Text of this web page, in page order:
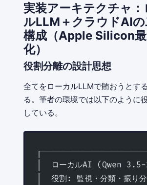
実装アーキテクチャ：
ルLLM＋クラウドAI
構成（Apple Silicon
化）
役割分離の設計思想
全てをローカルLLMで賄おうとす
る。筆者の環境では以下のように
している。
│  ローカルAI (Qwen
│  役割: 監視・分類・振